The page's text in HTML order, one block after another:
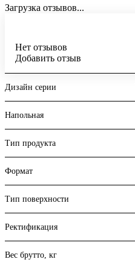
Загрузка отзывов...
Нет отзывов
Добавить отзыв
Дизайн серии
Напольная
Тип продукта
Формат
Тип поверхности
Ректификация
Вес брутто, кг